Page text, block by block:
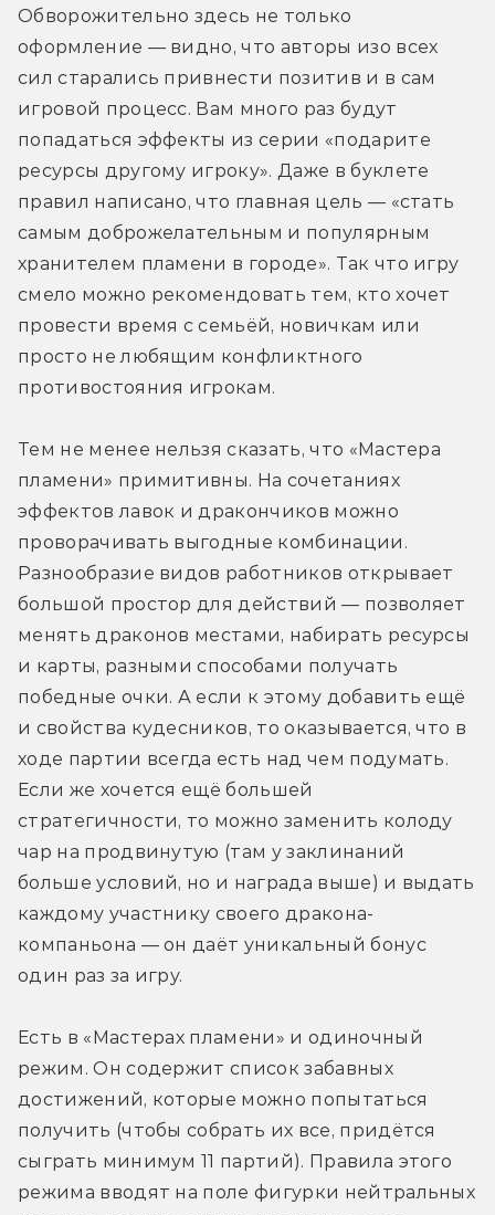
Обворожительно здесь не только
оформление — видно, что авторы изо всех
сил старались привнести позитив и в сам
игровой процесс. Вам много раз будут
попадаться эффекты из серии «подарите
ресурсы другому игроку». Даже в буклете
правил написано, что главная цель — «стать
самым доброжелательным и популярным
хранителем пламени в городе». Так что игру
смело можно рекомендовать тем, кто хочет
провести время с семьёй, новичкам или
просто не любящим конфликтного
противостояния игрокам.
Тем не менее нельзя сказать, что «Мастера
пламени» примитивны. На сочетаниях
эффектов лавок и дракончиков можно
проворачивать выгодные комбинации.
Разнообразие видов работников открывает
большой простор для действий — позволяет
менять драконов местами, набирать ресурсы
и карты, разными способами получать
победные очки. А если к этому добавить ещё
и свойства кудесников, то оказывается, что в
ходе партии всегда есть над чем подумать.
Если же хочется ещё большей
стратегичности, то можно заменить колоду
чар на продвинутую (там у заклинаний
больше условий, но и награда выше) и выдать
каждому участнику своего дракона-
компаньона — он даёт уникальный бонус
один раз за игру.
Есть в «Мастерах пламени» и одиночный
режим. Он содержит список забавных
достижений, которые можно попытаться
получить (чтобы собрать их все, придётся
сыграть минимум 11 партий). Правила этого
режима вводят на поле фигурки нейтральных